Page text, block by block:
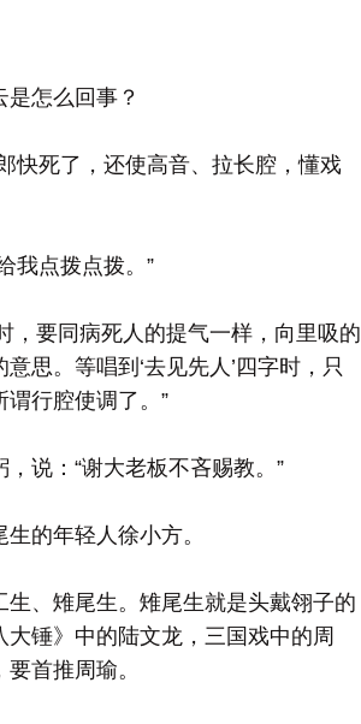
怎么回事？
死了，还使高音、拉长腔，懂戏
点拨点拨。”
，要同病死人的提气一样，向里吸的
思。等唱到‘去见先人’四字时，只
行腔使调了。”
说：“谢大老板不吝赐教。”
的年轻人徐小方。
、雉尾生。雉尾生就是头戴翎子的
锤》中的陆文龙，三国戏中的周
首推周瑜。